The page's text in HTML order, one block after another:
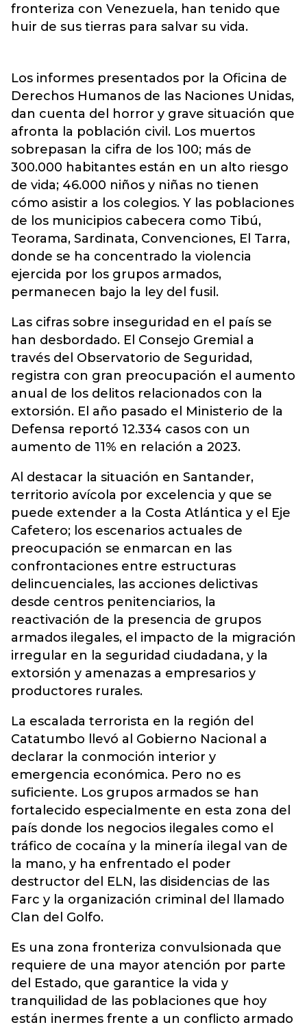
fronteriza con Venezuela, han tenido que
huir de sus tierras para salvar su vida.
Los informes presentados por la Oficina de
Derechos Humanos de las Naciones Unidas,
dan cuenta del horror y grave situación que
afronta la población civil. Los muertos
sobrepasan la cifra de los 100; más de
300.000 habitantes están en un alto riesgo
de vida; 46.000 niños y niñas no tienen
cómo asistir a los colegios. Y las poblaciones
de los municipios cabecera como Tibú,
Teorama, Sardinata, Convenciones, El Tarra,
donde se ha concentrado la violencia
ejercida por los grupos armados,
permanecen bajo la ley del fusil.
Las cifras sobre inseguridad en el país se
han desbordado. El Consejo Gremial a
través del Observatorio de Seguridad,
registra con gran preocupación el aumento
anual de los delitos relacionados con la
extorsión. El año pasado el Ministerio de la
Defensa reportó 12.334 casos con un
aumento de 11% en relación a 2023.
Al destacar la situación en Santander,
territorio avícola por excelencia y que se
puede extender a la Costa Atlántica y el Eje
Cafetero; los escenarios actuales de
preocupación se enmarcan en las
confrontaciones entre estructuras
delincuenciales, las acciones delictivas
desde centros penitenciarios, la
reactivación de la presencia de grupos
armados ilegales, el impacto de la migración
irregular en la seguridad ciudadana, y la
extorsión y amenazas a empresarios y
productores rurales.
La escalada terrorista en la región del
Catatumbo llevó al Gobierno Nacional a
declarar la conmoción interior y
emergencia económica. Pero no es
suficiente. Los grupos armados se han
fortalecido especialmente en esta zona del
país donde los negocios ilegales como el
tráfico de cocaína y la minería ilegal van de
la mano, y ha enfrentado el poder
destructor del ELN, las disidencias de las
Farc y la organización criminal del llamado
Clan del Golfo.
Es una zona fronteriza convulsionada que
requiere de una mayor atención por parte
del Estado, que garantice la vida y
tranquilidad de las poblaciones que hoy
están inermes frente a un conflicto armado